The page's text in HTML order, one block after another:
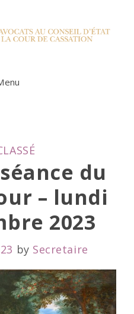
du
– lundi
2023
by Secretaire